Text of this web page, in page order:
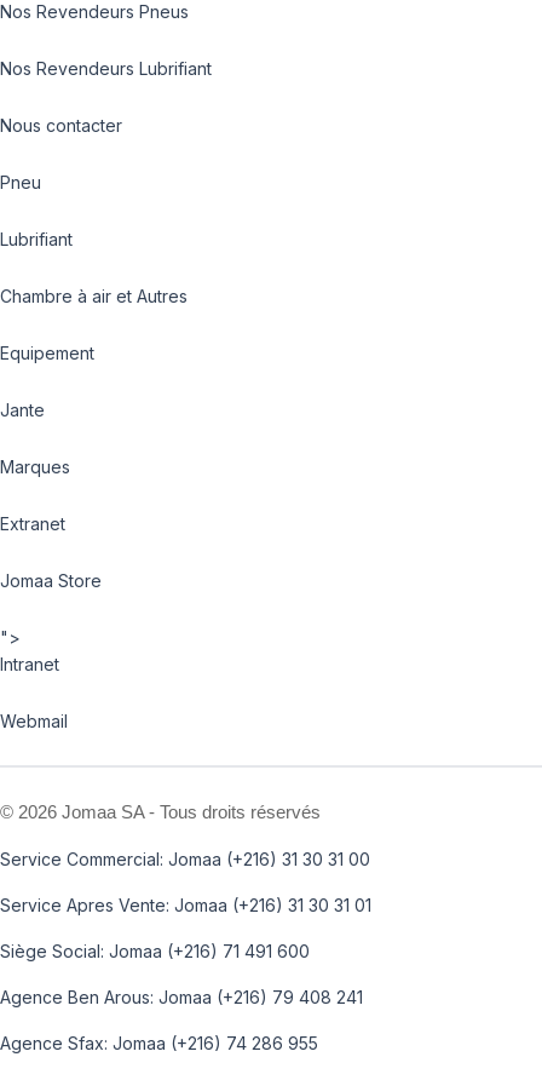
Nos Revendeurs Pneus
Nos Revendeurs Lubrifiant
Nous contacter
Pneu
Lubrifiant
Chambre à air et Autres
Equipement
Jante
Marques
Extranet
Jomaa Store
">
Intranet
Webmail
© 2026 Jomaa SA - Tous droits réservés
Service Commercial: Jomaa (+216) 31 30 31 00
Service Apres Vente: Jomaa (+216) 31 30 31 01
Siège Social: Jomaa (+216) 71 491 600
Agence Ben Arous: Jomaa (+216) 79 408 241
Agence Sfax: Jomaa (+216) 74 286 955